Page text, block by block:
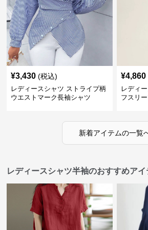
¥3,430 (税込)
レディースシャツ ストライプ柄
ウエストマーク長袖シャツ
¥4,860
レディ
フスリ
新着アイテムの一覧
レディースシャツ半袖のおすすめアイ